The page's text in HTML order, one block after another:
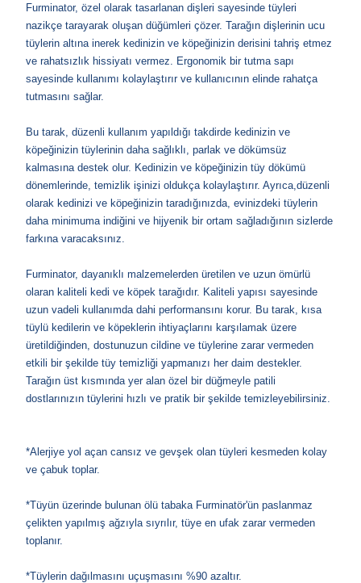
Furminator, özel olarak tasarlanan dişleri sayesinde tüyleri
nazikçe tarayarak oluşan düğümleri çözer. Tarağın dişlerinin ucu
tüylerin altına inerek kedinizin ve köpeğinizin derisini tahriş etmez
ve rahatsızlık hissiyatı vermez. Ergonomik bir tutma sapı
sayesinde kullanımı kolaylaştırır ve kullanıcının elinde rahatça
tutmasını sağlar.
Bu tarak, düzenli kullanım yapıldığı takdirde kedinizin ve
köpeğinizin tüylerinin daha sağlıklı, parlak ve dökümsüz
kalmasına destek olur. Kedinizin ve köpeğinizin tüy dökümü
dönemlerinde, temizlik işinizi oldukça kolaylaştırır. Ayrıca,düzenli
olarak kedinizi ve köpeğinizin taradığınızda, evinizdeki tüylerin
daha minimuma indiğini ve hijyenik bir ortam sağladığının sizlerde
farkına varacaksınız.
Furminator, dayanıklı malzemelerden üretilen ve uzun ömürlü
olaran kaliteli kedi ve köpek tarağıdır. Kaliteli yapısı sayesinde
uzun vadeli kullanımda dahi performansını korur. Bu tarak, kısa
tüylü kedilerin ve köpeklerin ihtiyaçlarını karşılamak üzere
üretildiğinden, dostunuzun cildine ve tüylerine zarar vermeden
etkili bir şekilde tüy temizliği yapmanızı her daim destekler.
Tarağın üst kısmında yer alan özel bir düğmeyle patili
dostlarınızın tüylerini hızlı ve pratik bir şekilde temizleyebilirsiniz.
*Alerjiye yol açan cansız ve gevşek olan tüyleri kesmeden kolay
ve çabuk toplar.
*Tüyün üzerinde bulunan ölü tabaka Furminatör'ün paslanmaz
çelikten yapılmış ağzıyla sıyrılır, tüye en ufak zarar vermeden
toplanır.
*Tüylerin dağılmasını uçuşmasını %90 azaltır.